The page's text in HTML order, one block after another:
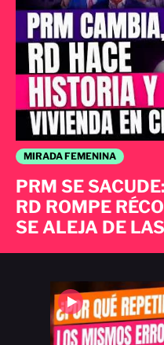
MIRADA FEMENINA
PRM SE
RD ROMPE
SE ALEJA DE